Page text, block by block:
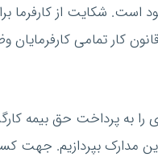
است. شکایت از کارفرما
یکی از متداول ترین انواع شکایت هایی است که توسط کارگران علیه کارفرما صورت می گیرد. بر
را به پرداخت حق بیمه
مدارک بپردازیم. جهت